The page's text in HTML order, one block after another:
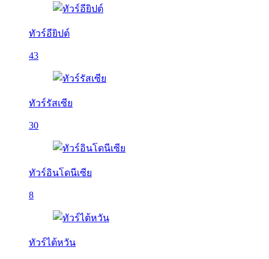
ทัวร์อียิปต์
43
ทัวร์รัสเซีย
30
ทัวร์อินโดนีเซีย
8
ทัวร์ไต้หวัน